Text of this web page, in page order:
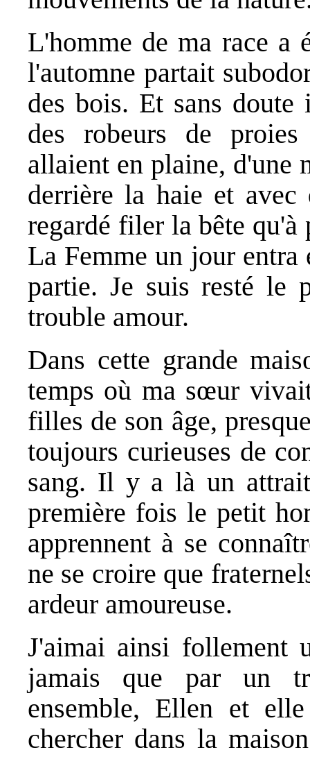
L'homme de ma race
l'automne partait
des bois. Et sans
des robeurs de
allaient en plaine, d'une
derrière la haie et avec
regardé filer la bête
La Femme un jour
partie. Je suis resté le
trouble amour.
Dans cette grande
temps où ma sœur
filles de son âge,
toujours curieuses de
sang. Il y a là un
première fois le petit
apprennent à se
ne se croire que
ardeur amoureuse.
J'aimai ainsi follement
jamais que par un
ensemble, Ellen et
chercher dans la